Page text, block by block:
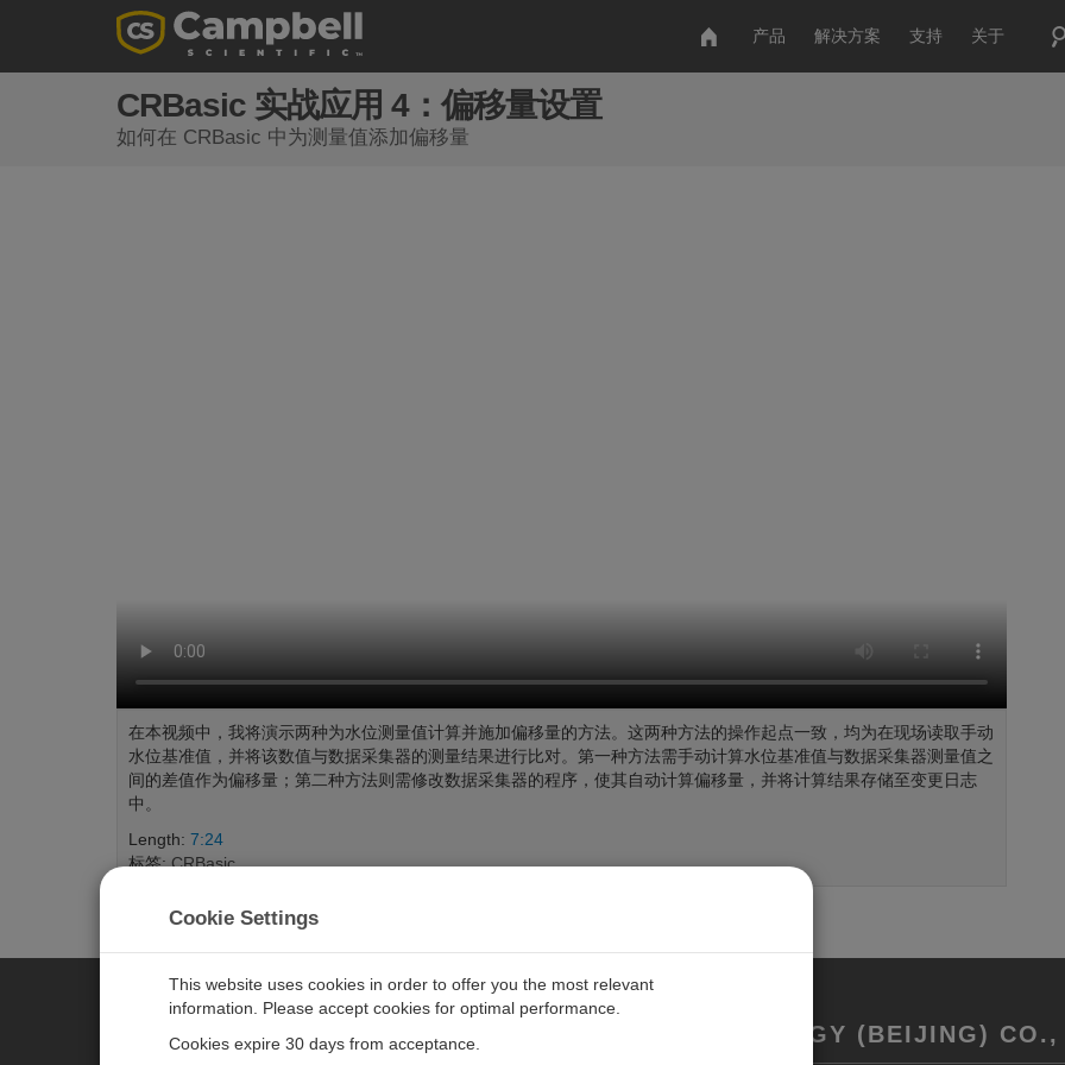
产品 解决方案 支持 关于
CRBasic 实战应用 4：偏移量设置
如何在 CRBasic 中为测量值添加偏移量
在本视频中，我将演示两种为水位测量值计算并施加偏移量的方法。这两种方法的操作起点一致，均为在现场读取手动
水位基准值，并将该数值与数据采集器的测量结果进行比对。第一种方法需手动计算水位基准值与数据采集器测量值之
间的差值作为偏移量；第二种方法则需修改数据采集器的程序，使其自动计算偏移量，并将计算结果存储至变更日志
中。
Length: 7:24
标签: CRBasic
CAMPBELL SCIENTIFIC MEASUREMENT TECHNOLOGY (BEIJING)
Cookie Settings
This website uses cookies in order to offer you the most relevant
information. Please accept cookies for optimal performance.
Cookies expire 30 days from acceptance.